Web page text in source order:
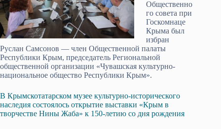
Общественно
го совета при
Госкомнаце
Крыма был
избран
Руслан Самсонов — член Общественной палаты
Республики Крым, председатель Региональной
общественной организации «Чувашская культурно-
национальное общество Республики Крым».
В Крымскотатарском музее культурно-исторического
наследия состоялось открытие выставки «Крым в
творчестве Нины Жаба» к 150-летию со дня рождения